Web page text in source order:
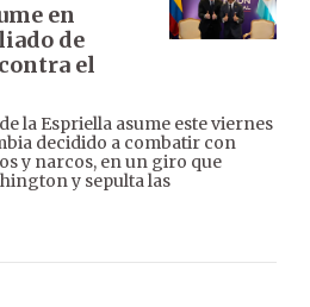
en
de
el
la Espriella asume este viernes
decidido a combatir con
y narcos, en un giro que
y sepulta las